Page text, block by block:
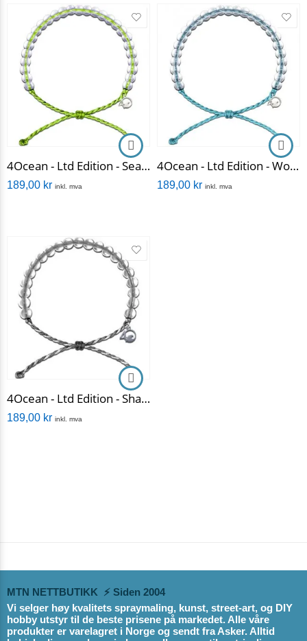
4Ocean - Ltd Edition - Sea Turtles
189,00 kr inkl. mva
4Ocean - Ltd Edition - World Ocean Day
189,00 kr inkl. mva
4Ocean - Ltd Edition - Sharks Grey White
189,00 kr inkl. mva
MTN NETTBUTIKK ⚡ Siden 2004
Vi selger høy kvalitets spraymaling, kunst, street-art, og DIY
hobby utstyr til de beste prisene på markedet. Alle våre
produkter er varelagret i Norge og sendt fra Asker. Alltid